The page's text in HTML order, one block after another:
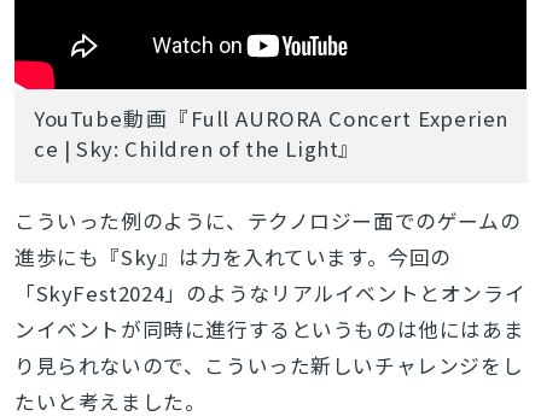
YouTube動画『 Full AURORA Concert Experien
ce | Sky: Children of the Light』
こういった例のように、テクノロジー面でのゲームの
進歩にも『Sky』は力を入れています。今回の
「SkyFest2024」のようなリアルイベントとオンライ
ンイベントが同時に進行するというものは他にはあま
り見られないので、こういった新しいチャレンジをし
たいと考えました。